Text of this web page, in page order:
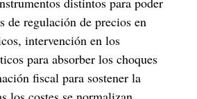
de regulación de precios en
intervención en los
para absorber los choques
fiscal para sostener la